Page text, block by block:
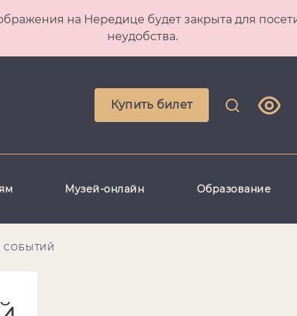
на Нередице будет закрыта для
неудобства.
Купить билет
Музей-онлайн Образование
СОБЫТИЙ